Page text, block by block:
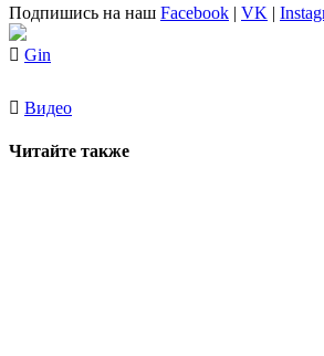
Подпишись на наш Facebook | VK |
Gin
Видео
Читайте также